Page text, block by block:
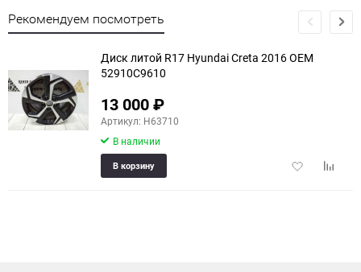
Рекомендуем посмотреть
еще 3 фото
Диск литой R17 Hyundai Creta 2016 OEM
52910C9610
13 000₽
Артикул: H63710
В наличии
Добавить
В корзину